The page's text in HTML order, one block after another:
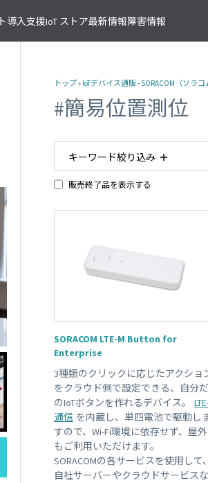
導入支援IoT ストア最新情報障害情報
専用ネットワークゲートウェイ
SORACOM Canal
専用線接続
SORACOM Direct
仮想専用線接続
デバイスLAN接続
SORACOM Junction
オンデマンドリモートアクセス
作成
ナー
いて
カー GW
の2役
報
トップ» IoTデバイス通販 - SORACOM（ソラ
#簡易位置測位
キーワード絞り込み
販売終了品を表示する
SORACOM LTE-M Button for
Enterprise
3種類のクリックに応じたアクショ
をクラウド側で設定できる、自分
のIoTボタンを作れるデバイス。
通信 を内蔵し、単四電池で駆動し
すので、Wi-Fi環境に依存せず、屋
もご利用いただけます。
SORACOMの各サービスを使用して、
自社サーバーやクラウドサービス